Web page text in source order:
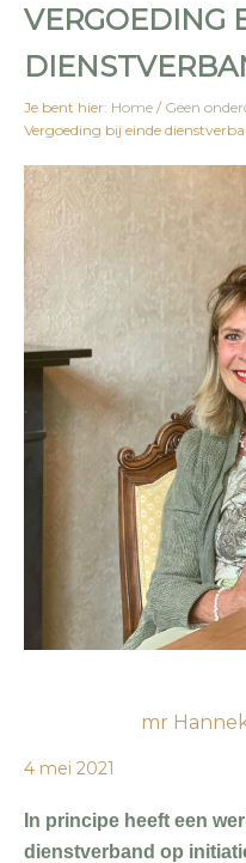
VERGOEDING
Je bent hier: Home / Geen
Vergoeding bij einde
mr
4 mei 2021
In principe heeft een
dienstverband op